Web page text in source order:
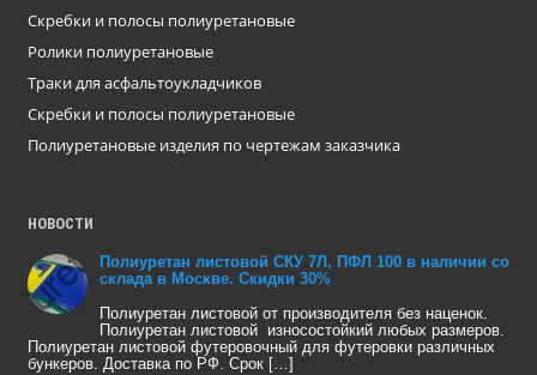
Скребки и полосы полиуретановые
Ролики полиуретановые
Траки для асфальтоукладчиков
Скребки и полосы полиуретановые
Полиуретановые изделия по чертежам заказчика
НОВОСТИ
Полиуретан листовой СКУ 7Л, ПФЛ 100 в наличии со
склада в Москве. Скидки 30%
Полиуретан листовой от производителя без наценок.
Полиуретан листовой износостойкий любых размеров.
Полиуретан листовой футеровочный для футеровки различных
бункеров. Доставка по РФ. Срок […]